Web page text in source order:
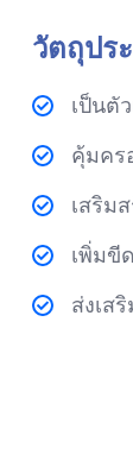
วัตถุปร
เป็นตั
คุ้มคร
เสริม
เพิ่มขี
ส่งเส